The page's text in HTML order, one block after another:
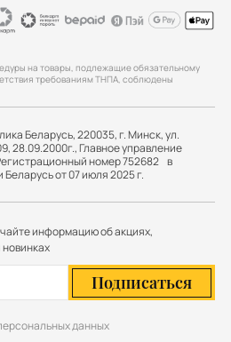
на товары, подлежащие обязательному
требованиям ТНПА, соблюдены
Беларусь, 220035, г. Минск, ул.
28.09.2000г., Главное управление
номер 752682 в
от 07 июля 2025 г.
информацию об акциях,
Подписаться
данных